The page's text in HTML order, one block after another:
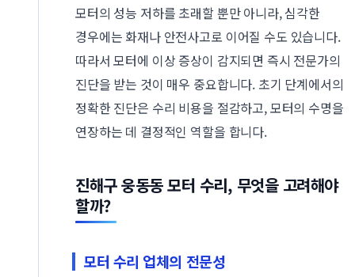
모터의 성능 저하를 초래할 뿐만 아니라, 심각한
경우에는 화재나 안전사고로 이어질 수도 있습니다.
따라서 모터에 이상 증상이 감지되면 즉시 전문가의
진단을 받는 것이 매우 중요합니다. 초기 단계에서의
정확한 진단은 수리 비용을 절감하고, 모터의 수명을
연장하는 데 결정적인 역할을 합니다.
진해구 웅동동 모터 수리, 무엇을 고려해야
할까?
모터 수리 업체의 전문성